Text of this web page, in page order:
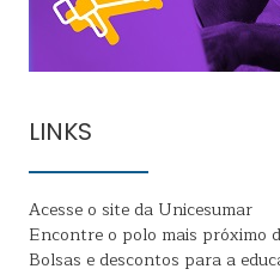
LINKS
Acesse o site da Unicesumar
Encontre o polo mais próximo
Bolsas e descontos para a